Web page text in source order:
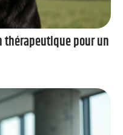
thérapeutique pour un